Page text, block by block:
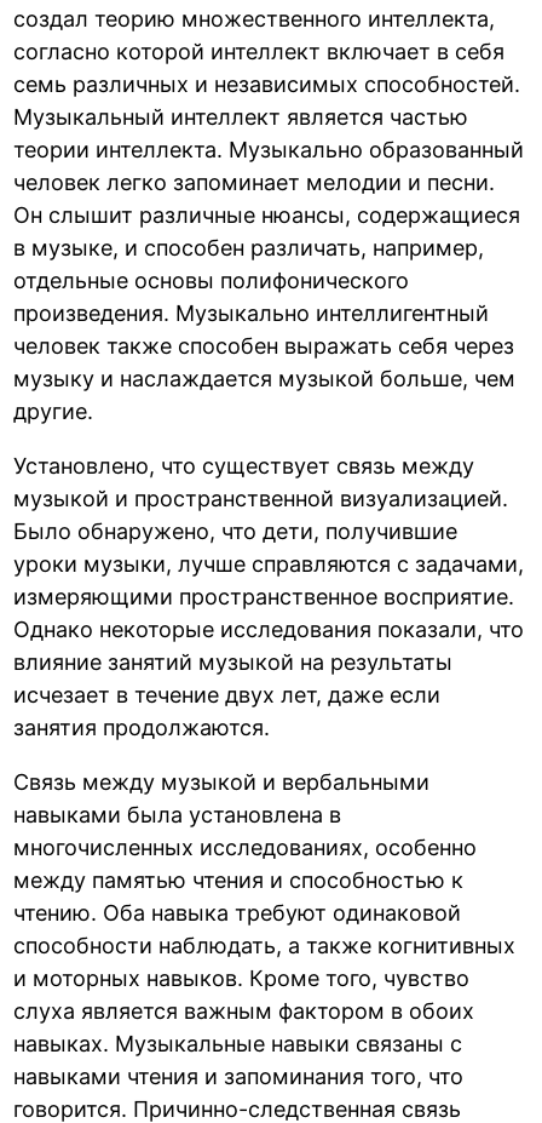
создал теорию множественного интеллекта,
согласно которой интеллект включает в себя
семь различных и независимых способностей.
Музыкальный интеллект является частью
теории интеллекта. Музыкально образованный
человек легко запоминает мелодии и песни.
Он слышит различные нюансы, содержащиеся
в музыке, и способен различать, например,
отдельные основы полифонического
произведения. Музыкально интеллигентный
человек также способен выражать себя через
музыку и наслаждается музыкой больше, чем
другие.
Установлено, что существует связь между
музыкой и пространственной визуализацией.
Было обнаружено, что дети, получившие
уроки музыки, лучше справляются с задачами,
измеряющими пространственное восприятие.
Однако некоторые исследования показали, что
влияние занятий музыкой на результаты
исчезает в течение двух лет, даже если
занятия продолжаются.
Связь между музыкой и вербальными
навыками была установлена в
многочисленных исследованиях, особенно
между памятью чтения и способностью к
чтению. Оба навыка требуют одинаковой
способности наблюдать, а также когнитивных
и моторных навыков. Кроме того, чувство
слуха является важным фактором в обоих
навыках. Музыкальные навыки связаны с
навыками чтения и запоминания того, что
говорится. Причинно-следственная связь